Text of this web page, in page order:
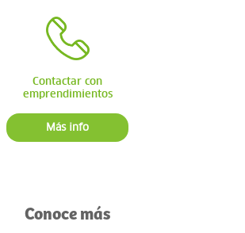
Contactar con
emprendimientos
Más info
Conoce más